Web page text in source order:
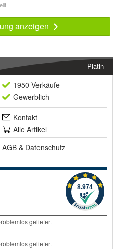
anzeigen
Platin
1950 Verkäufe
Gewerblich
Kontakt
Alle Artikel
AGB & Datenschutz